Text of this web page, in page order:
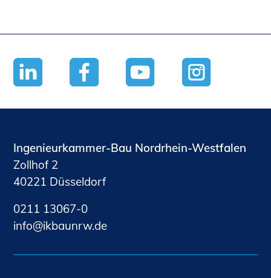
Ingenieurkammer-Bau Nordrhein-Westfalen
Zollhof 2
40221 Düsseldorf
0211 13067-0
nf
kb nrwd